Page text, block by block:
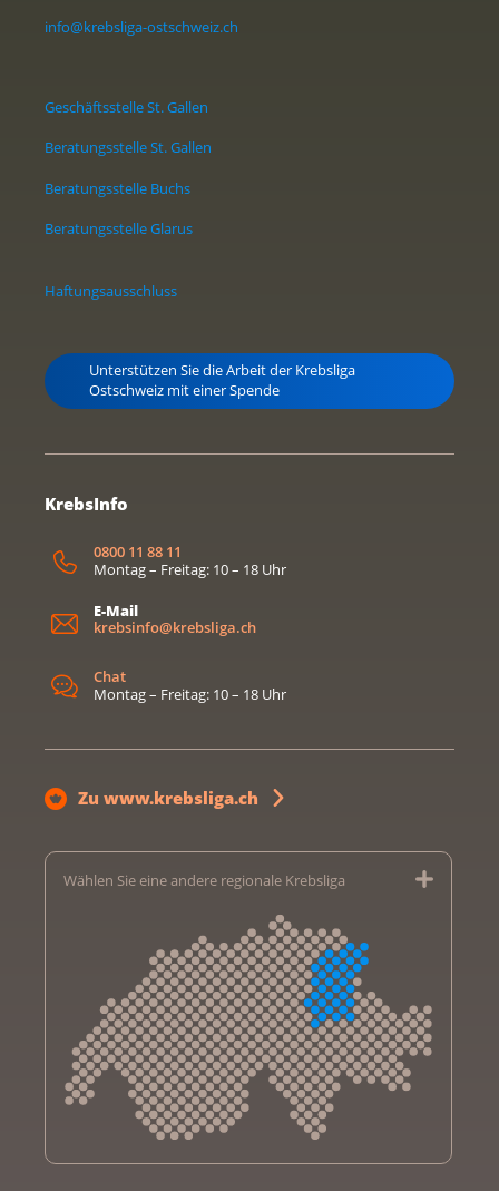
info@krebsliga-ostschweiz.ch
Geschäftsstelle St. Gallen
Beratungsstelle St. Gallen
Beratungsstelle Buchs
Beratungsstelle Glarus
Haftungsausschluss
Unterstützen Sie die Arbeit der Krebsliga
Ostschweiz mit einer Spende
KrebsInfo
0800 11 88 11
Montag – Freitag: 10 – 18 Uhr
E-Mail
krebsinfo@krebsliga.ch
Chat
Montag – Freitag: 10 – 18 Uhr
Zu www.krebsliga.ch
Wählen Sie eine andere regionale Krebsliga